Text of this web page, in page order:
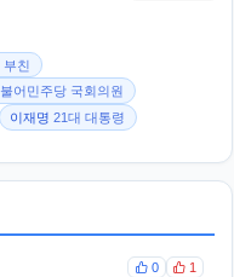
부친
어민주당 국회의원
이재명 21대 대통령
0 1